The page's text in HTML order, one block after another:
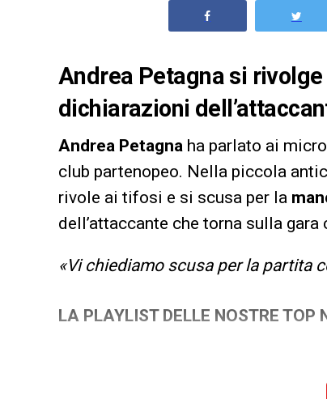
Andrea Petagna si
dichiarazioni
Andrea Petagna ha parlato ai
club partenopeo. Nella piccola
rivole ai tifosi e si scusa per la
dell’attaccante che torna sulla
«Vi chiediamo scusa per la partita
LA PLAYLIST DELLE NOSTRE TOP